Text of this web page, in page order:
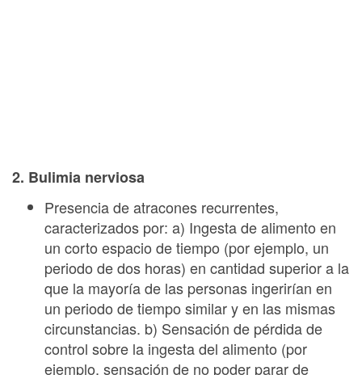
2. Bulimia nerviosa
Presencia de atracones recurrentes,
caracterizados por: a) Ingesta de alimento en
un corto espacio de tiempo (por ejemplo, un
periodo de dos horas) en cantidad superior a la
que la mayoría de las personas ingerirían en
un periodo de tiempo similar y en las mismas
circunstancias. b) Sensación de pérdida de
control sobre la ingesta del alimento (por
ejemplo, sensación de no poder parar de